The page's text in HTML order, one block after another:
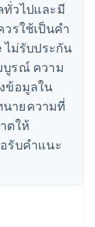
ทั่วไปและมี
รใช้เป็นคํา
ม่รับประกัน
บูรณ์ ความ
ข้อมูลใน
ายความที่
ตให้
รับคําแนะ